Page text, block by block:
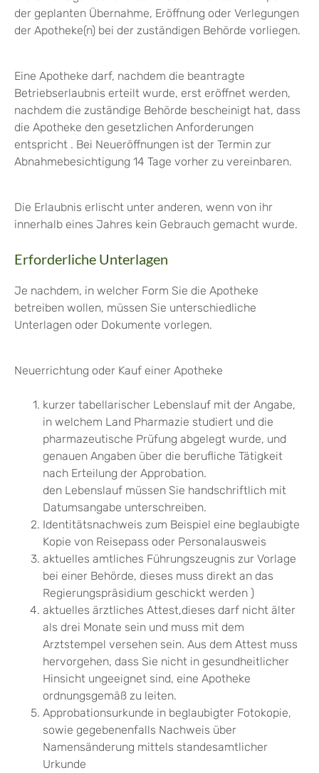
der geplanten Übernahme, Eröffnung oder Verlegungen
der Apotheke(n) bei der zuständigen Behörde vorliegen.
Eine Apotheke darf, nachdem die beantragte
Betriebserlaubnis erteilt wurde, erst eröffnet werden,
nachdem die zuständige Behörde bescheinigt hat, dass
die Apotheke den gesetzlichen Anforderungen
entspricht . Bei Neueröffnungen ist der Termin zur
Abnahmebesichtigung 14 Tage vorher zu vereinbaren.
Die Erlaubnis erlischt unter anderen, wenn von ihr
innerhalb eines Jahres kein Gebrauch gemacht wurde.
Erforderliche Unterlagen
Je nachdem, in welcher Form Sie die Apotheke
betreiben wollen, müssen Sie unterschiedliche
Unterlagen oder Dokumente vorlegen.
Neuerrichtung oder Kauf einer Apotheke
kurzer tabellarischer Lebenslauf mit der Angabe,
in welchem Land Pharmazie studiert und die
pharmazeutische Prüfung abgelegt wurde, und
genauen Angaben über die berufliche Tätigkeit
nach Erteilung der Approbation.
den Lebenslauf müssen Sie handschriftlich mit
Datumsangabe unterschreiben.
Identitätsnachweis zum Beispiel eine beglaubigte
Kopie von Reisepass oder Personalausweis
aktuelles amtliches Führungszeugnis zur Vorlage
bei einer Behörde, dieses muss direkt an das
Regierungspräsidium geschickt werden )
aktuelles ärztliches Attest,dieses darf nicht älter
als drei Monate sein und muss mit dem
Arztstempel versehen sein. Aus dem Attest muss
hervorgehen, dass Sie nicht in gesundheitlicher
Hinsicht ungeeignet sind, eine Apotheke
ordnungsgemäß zu leiten.
Approbationsurkunde in beglaubigter Fotokopie,
sowie gegebenenfalls Nachweis über
Namensänderung mittels standesamtlicher
Urkunde